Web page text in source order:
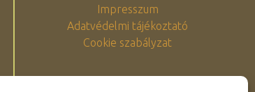
Impresszum
Adatvédelmi tájékoztató
Cookie szabályzat